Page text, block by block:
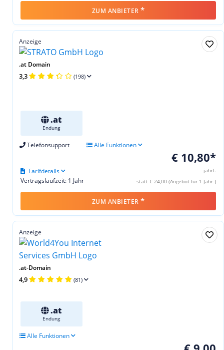
ZUM ANBIETER *
Anzeige
.at Domain
3,3 (198)
.at
Endung
Telefonsupport Alle Funktionen
€ 10,80*
jährl.
statt € 24,00 (Angebot für 1 Jahr )
Vertragslaufzeit: 1 Jahr
Tarifdetails
ZUM ANBIETER *
Anzeige
.at-Domain
4,9 (81)
.at
Endung
Alle Funktionen